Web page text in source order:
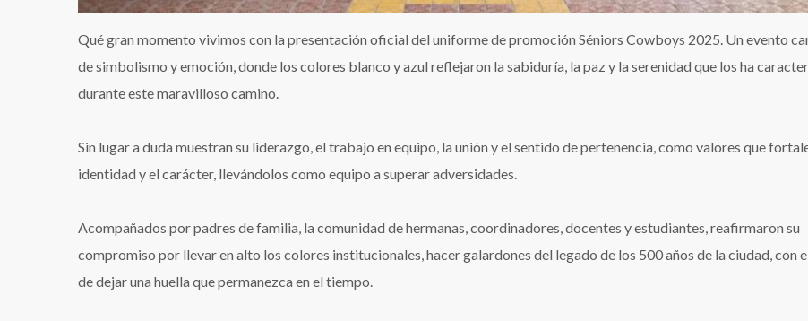
Qué gran momento vivimos con la presentación oficial del uniforme de promoción Séniors Cowboys 2025. Un evento
de simbolismo y emoción, donde los colores blanco y azul reflejaron la sabiduría, la paz y la serenidad que los ha
durante este maravilloso camino.
Sin lugar a duda muestran su liderazgo, el trabajo en equipo, la unión y el sentido de pertenencia, como valores que
identidad y el carácter, llevándolos como equipo a superar adversidades.
Acompañados por padres de familia, la comunidad de hermanas, coordinadores, docentes y estudiantes, reafirmaron su
compromiso por llevar en alto los colores institucionales, hacer galardones del legado de los 500 años de la ciudad, con
de dejar una huella que permanezca en el tiempo.